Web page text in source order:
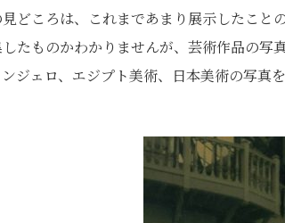
どころは、これまであまり展示したこ
たものかわかりませんが、芸術作品の
ジェロ、エジプト美術、日本美術の写真を